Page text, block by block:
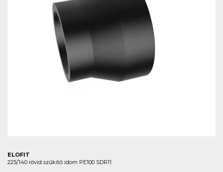
ELOFIT
225/140 rövid szűkítő idom PE100 SDR11